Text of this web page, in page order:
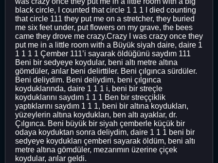
black circle, I counted that circle 1 1 1 I died counting
that circle 111 they put me on a stretcher, they buried
me six feet under, put flowers on my grave, the bees
came they drove me crazy.Crazy I was crazy once they
put me in a little room with a Büyük siyah daire, daire 1
1 1 1 1 Çember 111’i sayarak öldüğünü saydım 111
Beni bir sedyeye koydular, beni altı metre altına
gömdüler, arılar beni delirttiler. Beni çılgınca sürdüler.
Beni deliydim. Beni deliydim, beni çılgınca
koyduklarında, daire 1 1 1 i, beni bir streçle
koyduklarını saydım 1 1 1 Ben bir streççiklik
yaptıklarını saydım 1 1 1, beni bir altına koydukları,
yüzeylerin altına koydukları, ben altı ayaklar, dr.
Çılgınca. Beni büyük bir siyah çemberle küçük bir
odaya koyduktan sonra deliydim, daire 1 1 1 beni bir
sedyeye koydukları çemberi sayarak öldüm, beni altı
metre altına gömdüler, mezarımın üzerine çiçek
koydular, arılar geldi.